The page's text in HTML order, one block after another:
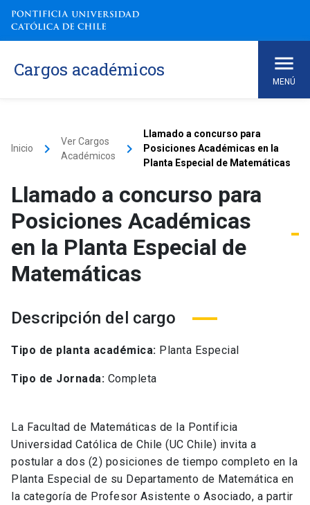
Cargos académicos
MENÚ
Inicio keyboard_arrow_right
Ver Cargos
Académicos
keyboard_arrow_right
Llamado a concurso para
Posiciones Académicas en la
Planta Especial de Matemáticas
Llamado a concurso para
Posiciones Académicas
en la Planta Especial de
Matemáticas
Descripción del cargo
Tipo de planta académica: Planta Especial
Tipo de Jornada: Completa
La Facultad de Matemáticas de la Pontificia
Universidad Católica de Chile (UC Chile) invita a
postular a dos (2) posiciones de tiempo completo en la
Planta Especial de su Departamento de Matemática en
la categoría de Profesor Asistente o Asociado, a partir